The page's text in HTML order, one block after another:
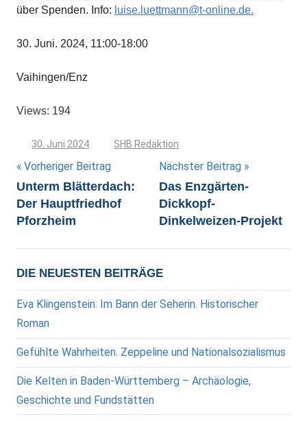
über Spenden. Info: luise.luettmann@t-online.de.
30. Juni. 2024, 11:00-18:00
Vaihingen/Enz
Views: 194
30. Juni 2024 SHB Redaktion
Beitragsnavigation
Vorheriger Beitrag
Unterm Blätterdach:
Der Hauptfriedhof
Pforzheim
Nächster Beitrag
Das Enzgärten-
Dickkopf-
Dinkelweizen-Projekt
DIE NEUESTEN BEITRÄGE
Eva Klingenstein: Im Bann der Seherin. Historischer
Roman
Gefühlte Wahrheiten. Zeppeline und Nationalsozialismus
Die Kelten in Baden-Württemberg – Archäologie,
Geschichte und Fundstätten